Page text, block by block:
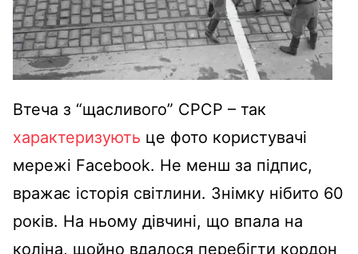
Втеча з “щасливого” СРСР – так
характеризують це фото користувачі
мережі Facebook. Не менш за підпис,
вражає історія світлини. Знімку нібито 60
років. На ньому дівчині, що впала на
коліна, щойно вдалося перебігти кордон